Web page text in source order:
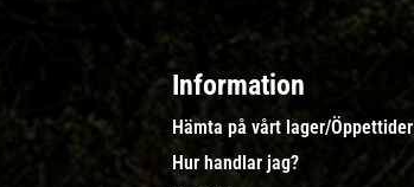
Information
Hämta på vårt lager/Öppettider
Hur handlar jag?